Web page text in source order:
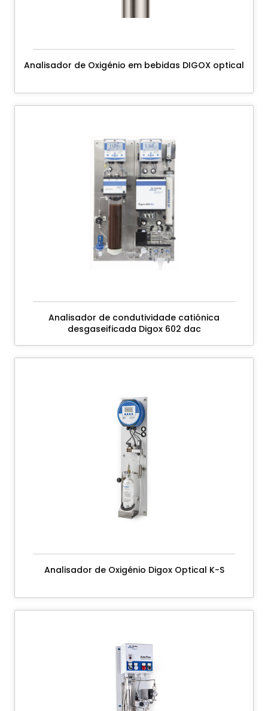
Analisador de Oxigénio em bebidas DIGOX optical
Analisador de condutividade catiónica
desgaseificada Digox 602 dac
Analisador de Oxigénio Digox Optical K-S